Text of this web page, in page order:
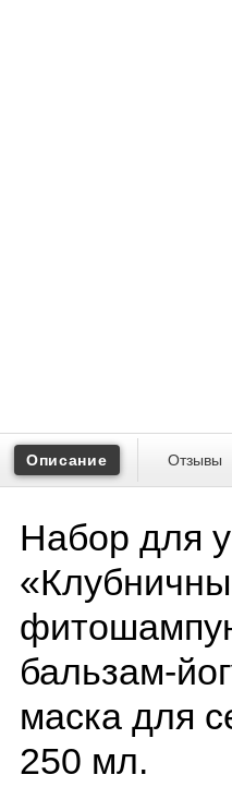
Описание Отзывы
Набор для
бальзам-
маска для
250 мл.